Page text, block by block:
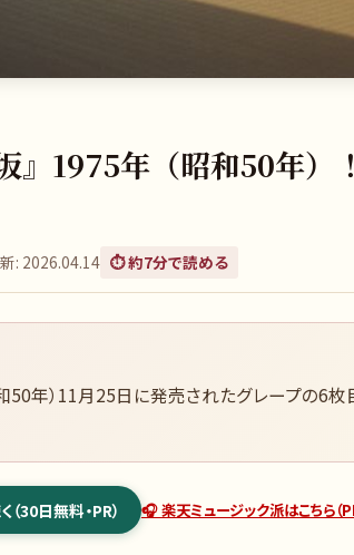
』1975年（昭和50年）
: 2026.04.14 ⏱️ 約7分で読める
50年）11月25日に発売されたグレープの6
30日無料・PR） 🎧 楽天ミュージック派はこちら（